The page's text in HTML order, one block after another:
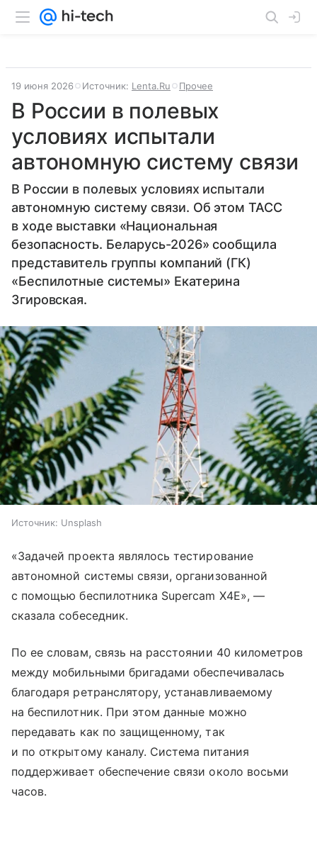
19 июня 2026 Источник: Lenta.Ru Прочее
В России в полевых
условиях испытали
автономную систему связи
В России в полевых условиях испытали
автономную систему связи. Об этом ТАСС
в ходе выставки «Национальная
безопасность. Беларусь-2026» сообщила
представитель группы компаний (ГК)
«Беспилотные системы» Екатерина
Згировская.
Источник: Unsplash
«Задачей проекта являлось тестирование
автономной системы связи, организованной
с помощью беспилотника Supercam Х4Е», —
сказала собеседник.
По ее словам, связь на расстоянии 40 километров
между мобильными бригадами обеспечивалась
благодаря ретранслятору, устанавливаемому
на беспилотник. При этом данные можно
передавать как по защищенному, так
и по открытому каналу. Система питания
поддерживает обеспечение связи около восьми
часов.